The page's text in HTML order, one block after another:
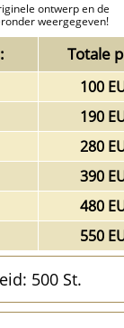
ontwerp en de
weergegeven!
Totale
100
190
280
390
480
550
500 St.